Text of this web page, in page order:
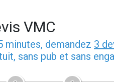
VMC
minutes, demandez 3
sans pub et sans